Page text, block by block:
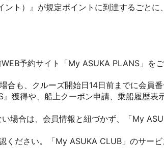
ト）』が規定ポイントに到達するごと
予約サイト「My ASUKA PLANS」を
も、クルーズ開始日14日前までに会員
獲得や、船上クーポン申請、乗船履歴
場合は、会員情報と紐づかず、「My
ください。「My ASUKA CLUB」のサー